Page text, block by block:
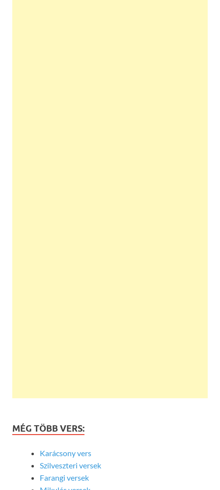
MÉG TÖBB VERS:
Karácsony vers
Szilveszteri versek
Farangi versek